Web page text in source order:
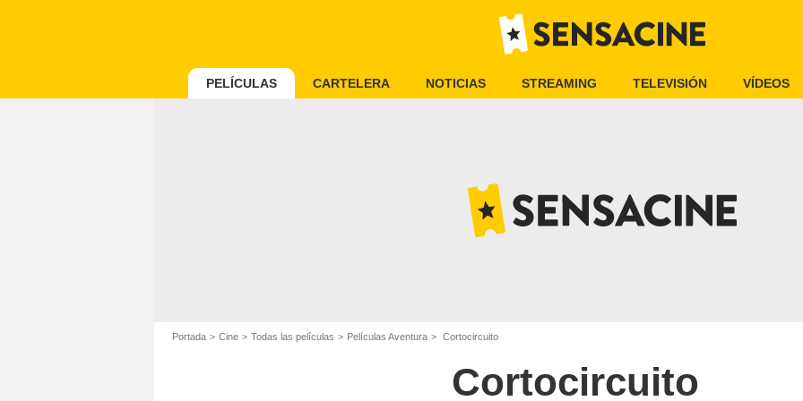
PELÍCULAS CARTELERA NOTICIAS STREAMING TELEVISIÓN VÍDEOS
Portada Cine Todas las películas Películas Aventura Cortocircuito
Cortocircuito